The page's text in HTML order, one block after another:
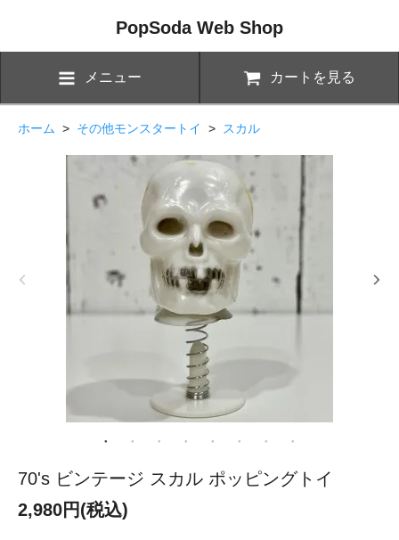
PopSoda Web Shop
メニュー カートを見る
ホーム > その他モンスタートイ > スカル
70's ビンテージ スカル ポッピングトイ
2,980円(税込)